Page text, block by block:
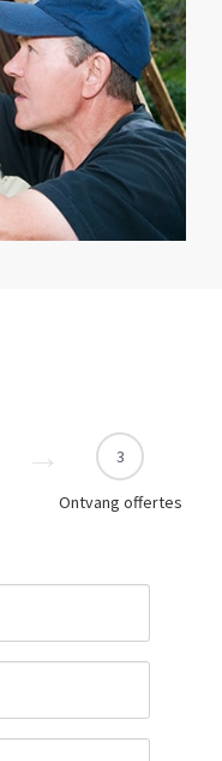
3
Ontvang offertes